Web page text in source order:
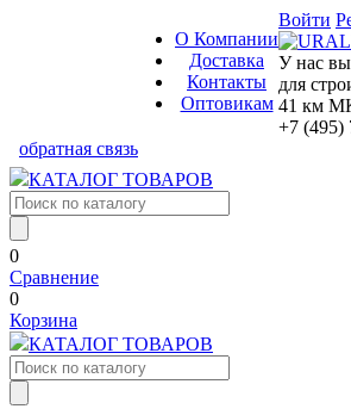
О Компании
Доставка
Контакты
Оптовикам
Войти
У нас вы
для
41 км
+7 (495)
обратная связь
КАТАЛОГ ТОВАРОВ
0
Сравнение
0
Корзина
КАТАЛОГ ТОВАРОВ